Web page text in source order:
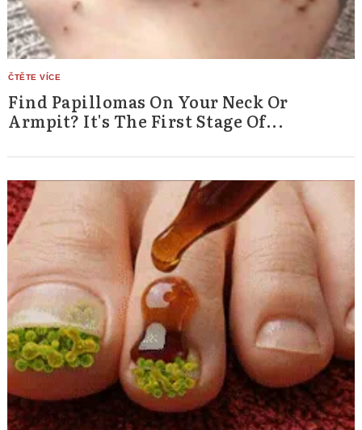
Find Papillomas On Your Neck Or
Armpit? It's The First Stage Of...